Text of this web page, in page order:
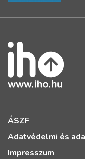
ÁSZF
Adatvédelmi és
Impresszum